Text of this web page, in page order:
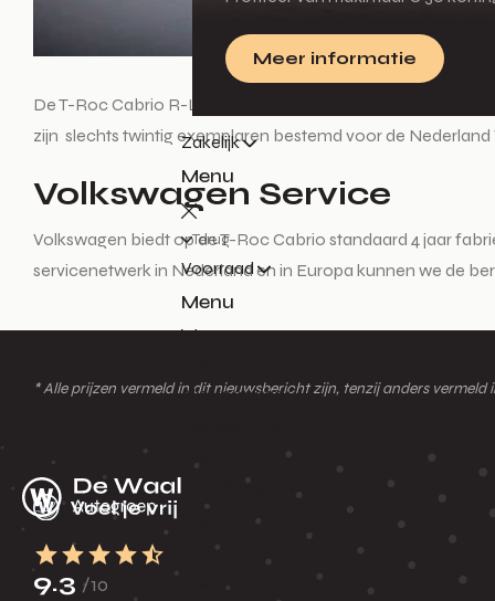
Meer informatie
Zakelijk
Menu
Terug
Voorraad
Menu
Alle voorraad
De T-Roc Cabrio R-Line Edition Grey is beschikbaar met
zijn slechts twintig exemplaren bestemd voor de
Volkswagen Service
Volkswagen biedt op de T-Roc Cabrio standaard 4 jaar
servicenetwerk in Nederland en in Europa kunnen we de
* Alle prijzen vermeld in dit nieuwsbericht zijn, tenzij anders
9.3 /10